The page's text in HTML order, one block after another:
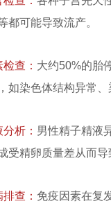
都可能导致流产。
查： 大约50%的胎
如染色体结构异常
析： 男性精子精液
受精卵质量差从而
查： 免疫因素在复